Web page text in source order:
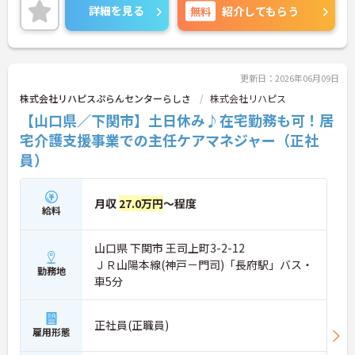
さい！
詳細を見る 無料 紹介してもらう
更新日：2026年06月09日
株式会社リハピスぷらんセンターらしさ 株式会社リハピス
【山口県／下関市】土日休み♪在宅勤務も可！居
宅介護支援事業での主任ケアマネジャー（正社
員）
給料 月収 27.0万円～程度
勤務地
山口県 下関市 王司上町3-2-12
ＪＲ山陽本線(神戸－門司)「長府駅」バス・
車5分
雇用形態 正社員(正職員)